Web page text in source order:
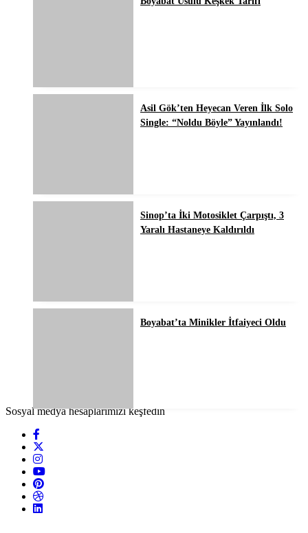
Asil Gök’ten Heyecan Veren İlk Solo
Single: “Noldu Böyle” Yayınlandı!
Sinop’ta İki Motosiklet Çarpıştı, 3
Yaralı Hastaneye Kaldırıldı
Boyabat’ta Minikler İtfaiyeci Oldu
Sosyal medya hesaplarımızı keşfedin